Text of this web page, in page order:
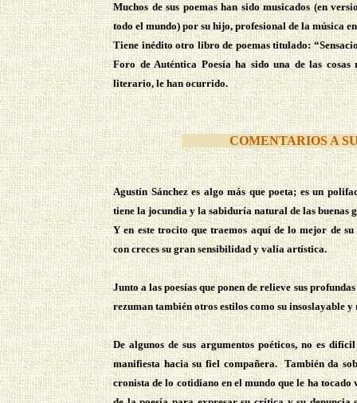
Muchos de sus poemas han sido musicados (en
todo el mundo) por su hijo, profesional de la música
Tiene inédito otro libro de poemas titulado:
Foro de Auténtica Poesía ha sido una de las cosas
literario, le han ocurrido.
COMENTARIOS A
Agustín Sánchez es algo más que poeta; es un
tiene la jocundia y la sabiduría natural de las buenas
Y en este trocito que traemos aquí de lo mejor de
con creces su gran sensibilidad y valía artística.
Junto a las poesías que ponen de relieve sus
rezuman también otros estilos como su insoslayable
De algunos de sus argumentos poéticos, no es
manifiesta hacia su fiel compañera. También da
cronista de lo cotidiano en el mundo que le ha